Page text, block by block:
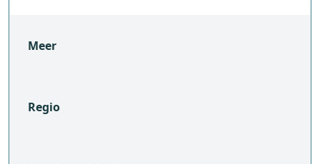
Meer
Regio